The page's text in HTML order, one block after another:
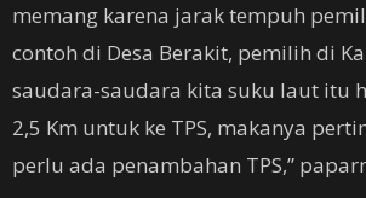
memang karena jarak tempuh
contoh di Desa Berakit, pemilih di
saudara-saudara kita suku laut itu
2,5 Km untuk ke TPS, makanya
perlu ada penambahan TPS,”